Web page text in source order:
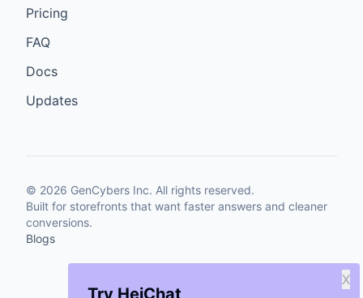
X
Pricing
FAQ
Docs
Updates
© 2026 GenCybers Inc. All rights reserved.
Built for storefronts that want faster answers and cleaner
conversions.
Blogs